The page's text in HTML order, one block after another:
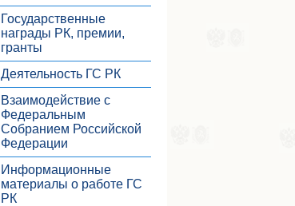
Государственные
награды РК, премии,
гранты
Деятельность ГС РК
Взаимодействие с
Федеральным
Собранием Российской
Федерации
Информационные
материалы о работе ГС
РК